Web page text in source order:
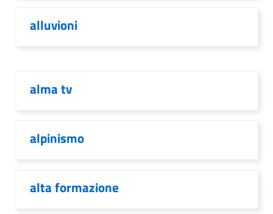
alluvioni
alma tv
alpinismo
alta formazione